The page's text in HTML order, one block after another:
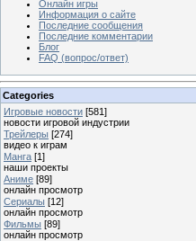
Онлайн игры
Информация о сайте
Последние сообщения
Последние комментарии
Блог
FAQ (вопрос/ответ)
Categories
Игровые новости [581]
новости игровой индустрии
Трейлеры [274]
видео к играм
Манга [1]
наши проекты
Аниме [89]
онлайн просмотр
Сериалы [12]
онлайн просмотр
Фильмы [89]
онлайн просмотр